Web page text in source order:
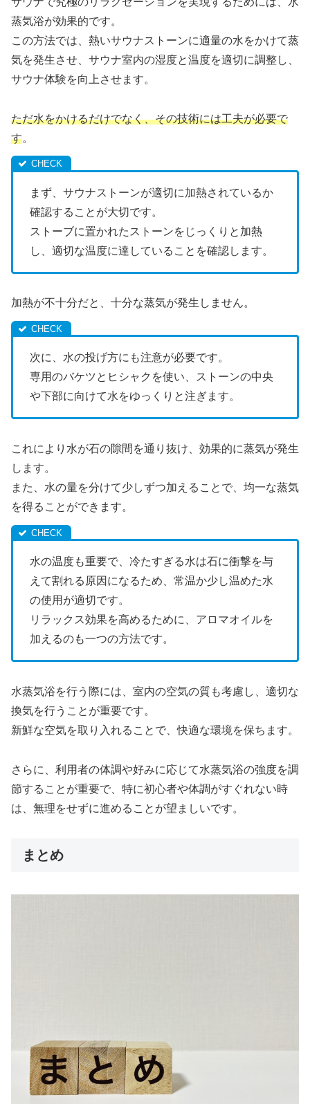
蒸気浴が効果的です。
この方法では、熱いサウナストーンに適量の水をかけて蒸
気を発生させ、サウナ室内の湿度と温度を適切に調整し、
サウナ体験を向上させます。
ただ水をかけるだけでなく、その技術には工夫が必要で
す。
まず、サウナストーンが適切に加熱されているか
確認することが大切です。
ストーブに置かれたストーンをじっくりと加熱
し、適切な温度に達していることを確認します。
加熱が不十分だと、十分な蒸気が発生しません。
次に、水の投げ方にも注意が必要です。
専用のバケツとヒシャクを使い、ストーンの中央
や下部に向けて水をゆっくりと注ぎます。
これにより水が石の隙間を通り抜け、効果的に蒸気が発生
します。
また、水の量を分けて少しずつ加えることで、均一な蒸気
を得ることができます。
水の温度も重要で、冷たすぎる水は石に衝撃を与
えて割れる原因になるため、常温か少し温めた水
の使用が適切です。
リラックス効果を高めるために、アロマオイルを
加えるのも一つの方法です。
水蒸気浴を行う際には、室内の空気の質も考慮し、適切な
換気を行うことが重要です。
新鮮な空気を取り入れることで、快適な環境を保ちます。
さらに、利用者の体調や好みに応じて水蒸気浴の強度を調
節することが重要で、特に初心者や体調がすぐれない時
は、無理をせずに進めることが望ましいです。
まとめ